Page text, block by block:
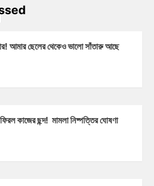
আমার ছেলের থেকেও ভালো সাঁতারু আছে
কাজের ছন্দ! মামলা নিষ্পত্তির ঘোষণা